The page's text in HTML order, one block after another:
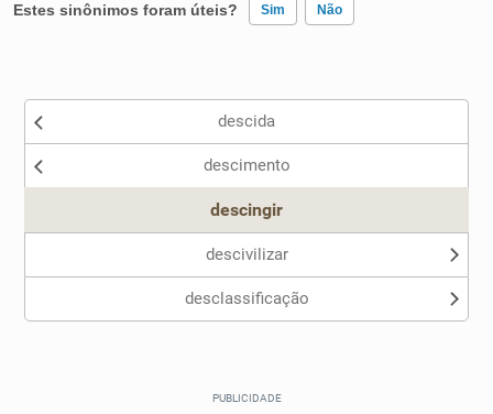
Sinônimos
Estes sinônimos foram úteis? Sim Não
Nenhum dos sinônimos apresentados me ajudou
descida
descimento
descingir
descivilizar
desclassificação